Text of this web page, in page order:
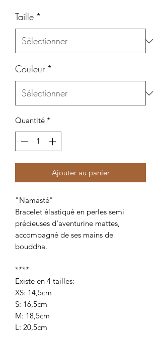
Taille *
Couleur *
Quantité *
Ajouter au panier
"Namasté"
Bracelet élastiqué en perles semi
précieuses d'aventurine mattes,
accompagné de ses mains de
bouddha.
****
Existe en 4 tailles:
XS: 14,5cm
S: 16,5cm
M: 18,5cm
L: 20,5cm